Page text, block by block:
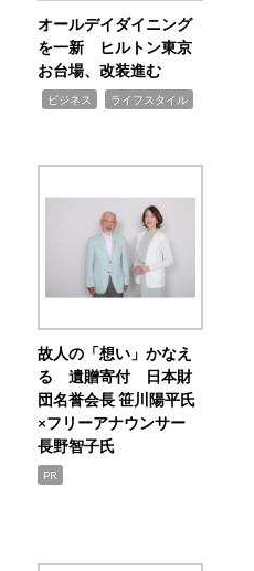
オールデイダイニング
を一新 ヒルトン東京
お台場、改装進む
ビジネス ライフスタイル
故人の「想い」かなえ
る 遺贈寄付 日本財
団名誉会長 笹川陽平氏
×フリーアナウンサー
長野智子氏
PR